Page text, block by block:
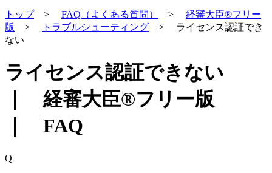
トップ> FAQ（よくある質問） > 経審大臣®フリー
版
> トラブルシューティング > ライセンス認証でき
ない
ライセンス認証できない
｜ 経審大臣®フリー版
｜ FAQ
Q